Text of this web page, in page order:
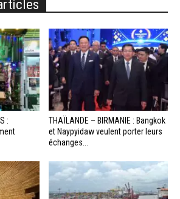
:
THAÏLANDE – BIRMANIE : Bangkok
et Naypyidaw veulent porter leurs
échanges...